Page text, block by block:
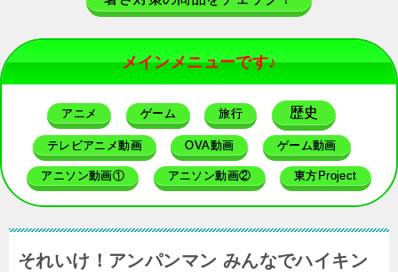
メインメニューです♪
アニメ ゲーム 旅行 歴史
テレビアニメ動画 OVA動画 ゲーム動画
アニソン動画① アニソン動画② 東方Project
それいけ！アンパンマン みんなでハイキン